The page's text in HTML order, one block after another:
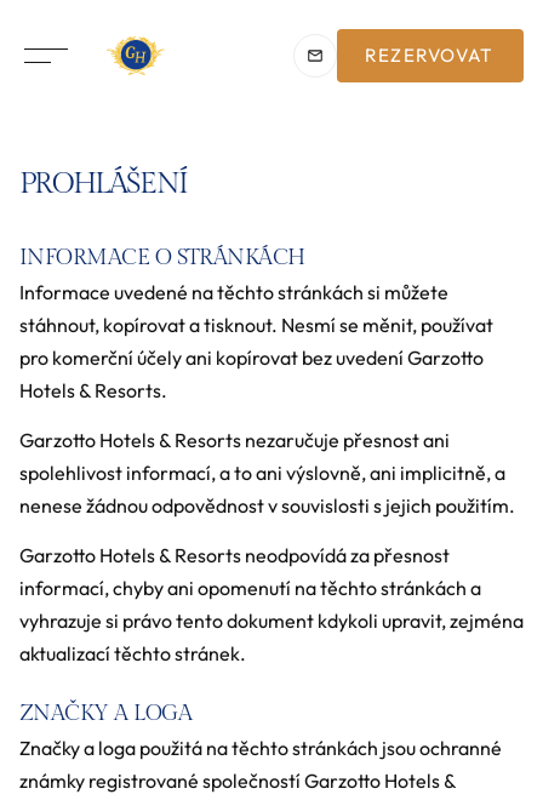
REZERVOVAT
PROHLÁŠENÍ
INFORMACE O STRÁNKÁCH
Informace uvedené na těchto stránkách si můžete
stáhnout, kopírovat a tisknout. Nesmí se měnit, používat
pro komerční účely ani kopírovat bez uvedení Garzotto
Hotels & Resorts.
Garzotto Hotels & Resorts nezaručuje přesnost ani
spolehlivost informací, a to ani výslovně, ani implicitně, a
nenese žádnou odpovědnost v souvislosti s jejich použitím.
Garzotto Hotels & Resorts neodpovídá za přesnost
informací, chyby ani opomenutí na těchto stránkách a
vyhrazuje si právo tento dokument kdykoli upravit, zejména
aktualizací těchto stránek.
ZNAČKY A LOGA
Značky a loga použitá na těchto stránkách jsou ochranné
známky registrované společností Garzotto Hotels &